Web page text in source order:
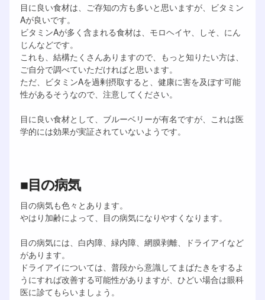
目に良い食材は、ご存知の方も多いと思いますが、ビタミン
Aが良いです。
ビタミンAが多く含まれる食材は、モロヘイヤ、しそ、にん
じんなどです。
これも、結構たくさんありますので、もっと知りたい方は、
ご自分で調べていただければと思います。
ただ、ビタミンAを過剰摂取すると、健康に害を及ぼす可能
性があるそうなので、注意してください。
目に良い食材として、ブルーベリーが有名ですが、これは医
学的には効果が実証されていないようです。
■目の病気
目の病気も色々とあります。
やはり加齢によって、目の病気になりやすくなります。
目の病気には、白内障、緑内障、網膜剥離、ドライアイなど
があります。
ドライアイについては、普段から意識してまばたきをするよ
うにすれば改善する可能性がありますが、ひどい場合は眼科
医に診てもらいましょう。